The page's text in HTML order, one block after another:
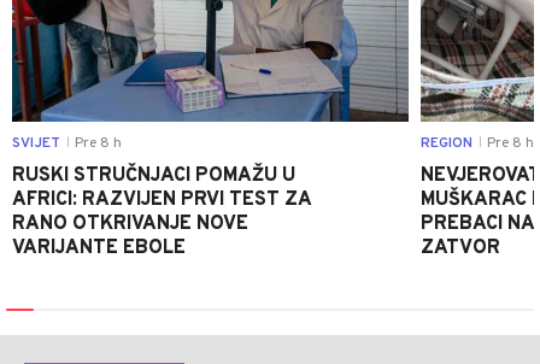
SVIJET Pre 8 h
RUSKI STRUČNJACI POMAŽU U
AFRICI: RAZVIJEN PRVI TEST ZA
RANO OTKRIVANJE NOVE
VARIJANTE EBOLE
REGION Pre 8 h
MUŠKARAC
PREBACI
ZATVOR